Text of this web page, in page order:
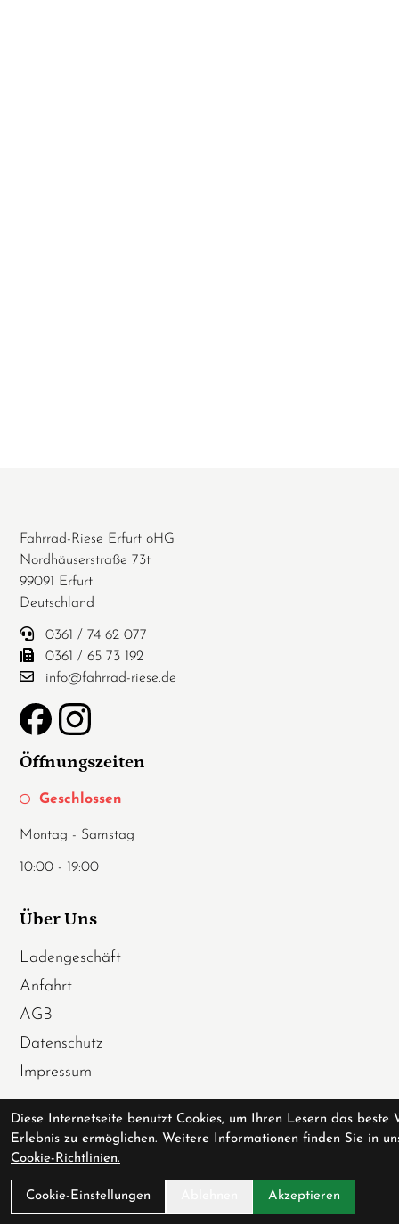
Fahrrad-Riese Erfurt oHG
Nordhäuserstraße 73t
99091 Erfurt
Deutschland
0361 / 74 62 077
0361 / 65 73 192
info@fahrrad-riese.de
Öffnungszeiten
Geschlossen
Montag - Samstag
10:00 - 19:00
Über Uns
Ladengeschäft
Anfahrt
AGB
Datenschutz
Impressum
Service
Fahrradversicherung
Werkstatt
Downloadcenter
Diese Internetseite benutzt Cookies, um Ihren Lesern das beste
Erlebnis zu ermöglichen. Weitere Informationen finden Sie in
Cookie-Richtlinien.
Cookie-Einstellungen Akzeptieren